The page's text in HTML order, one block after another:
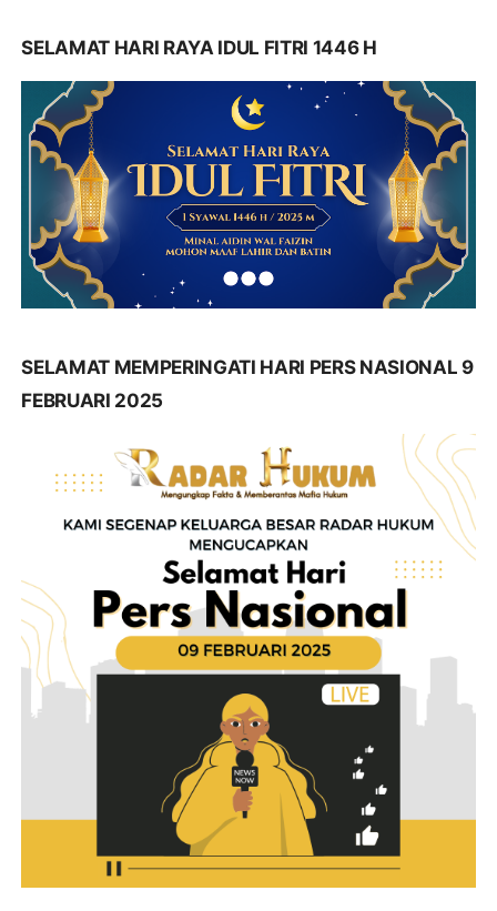
SELAMAT HARI RAYA IDUL FITRI 1446 H
SELAMAT MEMPERINGATI HARI PERS NASIONAL 9
FEBRUARI 2025